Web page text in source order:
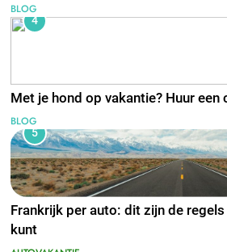
BLOG
4
Met je hond op vakantie? Huur een
BLOG
5
Frankrijk per auto: dit zijn de
kunt